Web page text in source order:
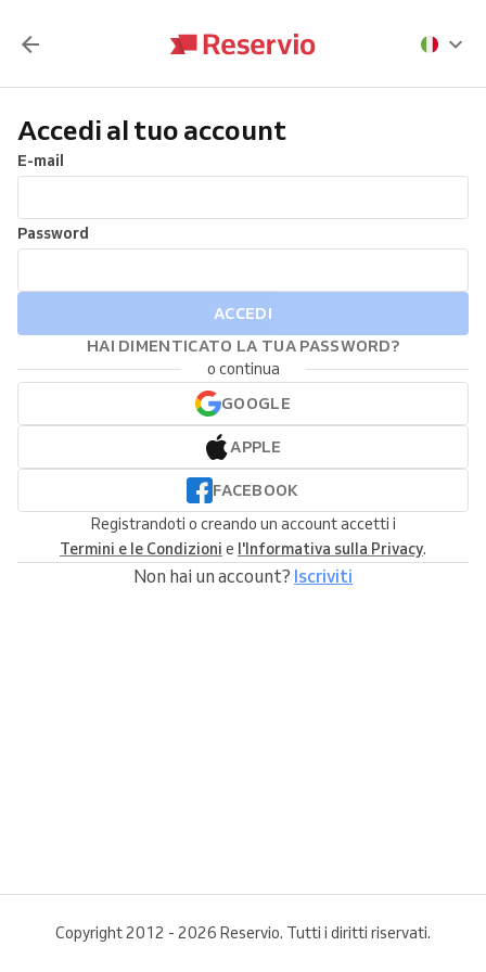
Accedi al tuo account
E-mail
Password
ACCEDI
HAI DIMENTICATO LA TUA PASSWORD?
o continua
GOOGLE
APPLE
FACEBOOK
Registrandoti o creando un account accetti i
Termini e le Condizioni e l'Informativa sulla Privacy.
Non hai un account? Iscriviti
Copyright 2012 - 2026 Reservio. Tutti i diritti riservati.